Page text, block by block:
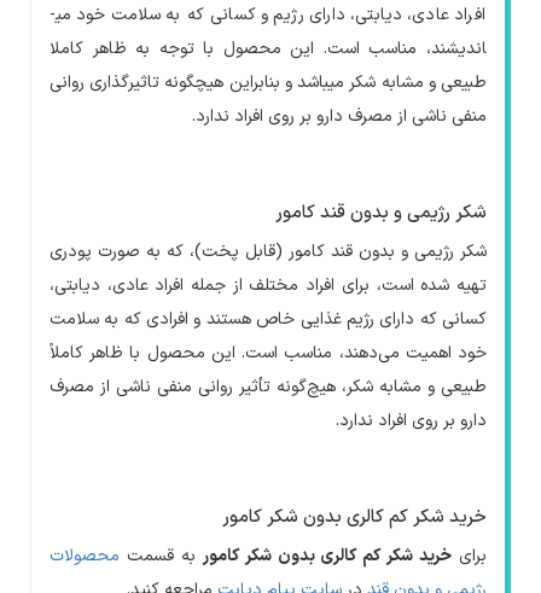
افراد عادی، دیابتی، دارای رژیم و کسانی که به سلامت خود می­
اندیشند، مناسب است. این محصول با توجه به ظاهر کاملا
طبیعی و مشابه شکر میباشد و بنابراین هیچگونه تاثیرگذاری روانی
منفی ناشی از مصرف دارو بر روی افراد ندارد.
شکر رژیمی و بدون قند کامور
شکر رژیمی و بدون قند کامور (قابل پخت)، که به صورت پودری
تهیه شده است، برای افراد مختلف از جمله افراد عادی، دیابتی،
کسانی که دارای رژیم غذایی خاص هستند و افرادی که به سلامت
خود اهمیت می‌دهند، مناسب است. این محصول با ظاهر کاملاً
طبیعی و مشابه شکر، هیچ‌گونه تأثیر روانی منفی ناشی از مصرف
دارو بر روی افراد ندارد.
خرید شکر کم کالری بدون شکر کامور
برای خرید شکر کم کالری بدون شکر کامور به قسمت محصولات